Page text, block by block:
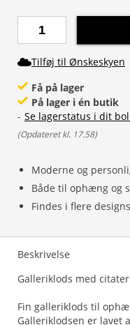
Moderne og
Både til ophæng og
Findes i flere designs
Tilføj til Ønskeskyen
Få på lager
På lager i én butik
- Se lagerstatus i dit
(Opdateret kl. 17.58)
Beskrivelse
Galleriklods med
Fin galleriklods til
Galleriklodsen er lavet